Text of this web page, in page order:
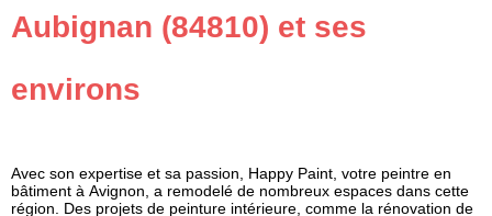
Aubignan (84810) et ses
environs
Avec son expertise et sa passion, Happy Paint, votre peintre en
bâtiment à Avignon, a remodelé de nombreux espaces dans cette
région. Des projets de peinture intérieure, comme la rénovation de